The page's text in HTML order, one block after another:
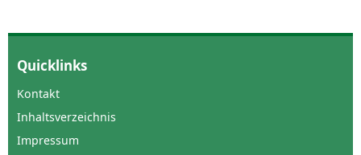
Quicklinks
Kontakt
Inhaltsverzeichnis
Impressum